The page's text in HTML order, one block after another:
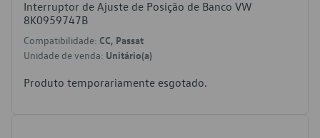
Interruptor de Ajuste de Posição de Banco VW
8K0959747B
Compatibilidade: CC, Passat
Unidade de venda: Unitário(a)
Produto temporariamente esgotado.